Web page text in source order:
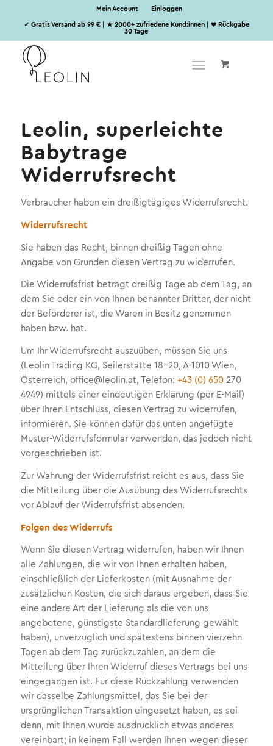
Mein Account Einloggen
✓ Gratis Versand ab 99 € | ★ 2000+ zufriedene Kund:innen | ♥ Rückgabe
30 Tage
Leolin, superleichte
Babytrage
Widerrufsrecht
Verbraucher haben ein dreißigtägiges Widerrufsrecht.
Widerrufsrecht
Sie haben das Recht, binnen dreißig Tagen ohne
Angabe von Gründen diesen Vertrag zu widerrufen.
Die Widerrufsfrist beträgt dreißig Tage ab dem Tag, an
dem Sie oder ein von Ihnen benannter Dritter, der nicht
der Beförderer ist, die Waren in Besitz genommen
haben bzw. hat.
Um Ihr Widerrufsrecht auszuüben, müssen Sie uns
(Leolin Trading KG, Seilerstätte 18-20, A-1010 Wien,
Österreich, office@leolin.at, Telefon: +43 (0) 650 270
4949) mittels einer eindeutigen Erklärung (per E-Mail)
über Ihren Entschluss, diesen Vertrag zu widerrufen,
informieren. Sie können dafür das unten angefügte
Muster-Widerrufsformular verwenden, das jedoch nicht
vorgeschrieben ist.
Zur Wahrung der Widerrufsfrist reicht es aus, dass Sie
die Mitteilung über die Ausübung des Widerrufsrechts
vor Ablauf der Widerrufsfrist absenden.
Folgen des Widerrufs
Wenn Sie diesen Vertrag widerrufen, haben wir Ihnen
alle Zahlungen, die wir von Ihnen erhalten haben,
einschließlich der Lieferkosten (mit Ausnahme der
zusätzlichen Kosten, die sich daraus ergeben, dass Sie
eine andere Art der Lieferung als die von uns
angebotene, günstigste Standardlieferung gewählt
haben), unverzüglich und spätestens binnen vierzehn
Tagen ab dem Tag zurückzuzahlen, an dem die
Mitteilung über Ihren Widerruf dieses Vertrags bei uns
eingegangen ist. Für diese Rückzahlung verwenden
wir dasselbe Zahlungsmittel, das Sie bei der
ursprünglichen Transaktion eingesetzt haben, es sei
denn, mit Ihnen wurde ausdrücklich etwas anderes
vereinbart; in keinem Fall werden Ihnen wegen dieser